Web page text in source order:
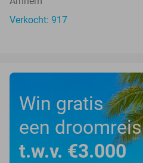
Verkocht: 917
Win gratis
een droomreis
t.w.v. €3.000